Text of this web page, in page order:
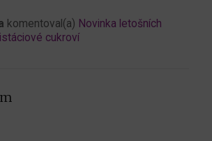
komentoval(a) Novinka letošních
cukroví